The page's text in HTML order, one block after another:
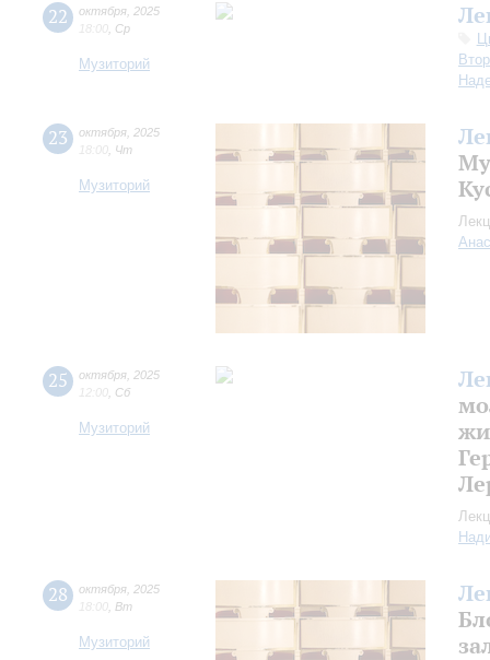
22 октября 2025
18:00 Ср
Музиторий
23 октября 2025
18:00 Чт
Музиторий
25 октября 2025
12:00 Сб
Музиторий
28 октября 2025
18:00 Вт
Музиторий